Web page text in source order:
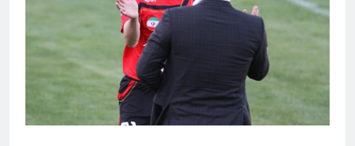
Libre
Crucero en México te
lleva a lugares
paranormales con
binoculares de visión
nocturna y reuniones de
secuestrados
La Inteligencia Artificial
deepfake de Samsung
fabrica un clip de
movimiento desde una
sola foto
7 Años Atrás